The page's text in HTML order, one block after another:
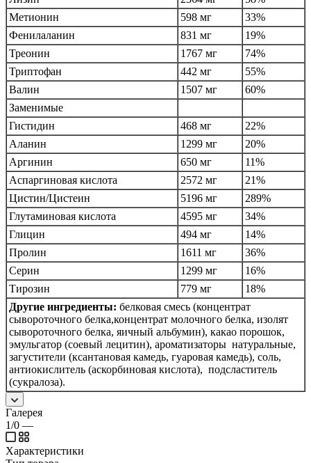
Метионин
598 мг
33%
Фенилаланин
831 мг
19%
Треонин
1767 мг
74%
Триптофан
442 мг
55%
Валин
1507 мг
60%
Заменимые
Гистидин
468 мг
22%
Аланин
1299 мг
20%
Аргинин
650 мг
11%
Аспаргиновая кислота
2572 мг
21%
Цистин/Цистеин
5196 мг
289%
Глутаминовая кислота
4595 мг
34%
Глицин
494 мг
14%
Пролин
1611 мг
36%
Серин
1299 мг
16%
Тирозин
779 мг
18%
Другие ингредиенты: белковая смесь (концентрат
сывороточного белка,концентрат молочного белка, изолят
сывороточного белка, яичный альбумин), какао порошок,
эмульгатор (соевый лецитин), ароматизаторы натуральные,
загустители (ксантановая камедь, гуаровая камедь), соль,
антиокислитель (аскорбиновая кислота), подсластитель
(сукралоза).
Галерея
1/0 —
Характеристики